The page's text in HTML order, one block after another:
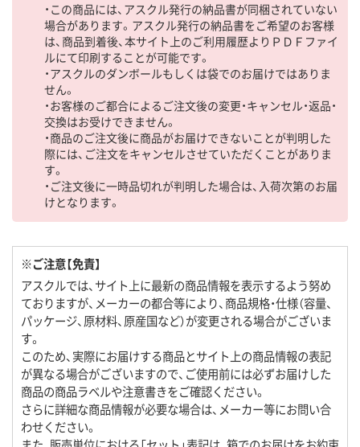
・この商品には、アスクル発行の納品書が同梱されていない
場合があります。アスクル発行の納品書をご希望のお客様
は、商品到着後、本サイト上のご利用履歴よりＰＤＦファイ
ルにて印刷することが可能です。
・アスクルのダンボールもしくは袋でのお届けではありま
せん。
・お客様のご都合によるご注文後の変更・キャンセル・返品・
交換はお受けできません。
・商品のご注文後に商品がお届けできないことが判明した
際には、ご注文をキャンセルさせていただくことがありま
す。
・ご注文後に一時品切れが判明した場合は、入荷次第のお届
けとなります。
※ご注意【免責】
アスクルでは、サイト上に最新の商品情報を表示するよう努め
ておりますが、メーカーの都合等により、商品規格・仕様（容量、
パッケージ、原材料、原産国など）が変更される場合がございま
す。
このため、実際にお届けする商品とサイト上の商品情報の表記
が異なる場合がございますので、ご使用前には必ずお届けした
商品の商品ラベルや注意書きをご確認ください。
さらに詳細な商品情報が必要な場合は、メーカー等にお問い合
わせください。